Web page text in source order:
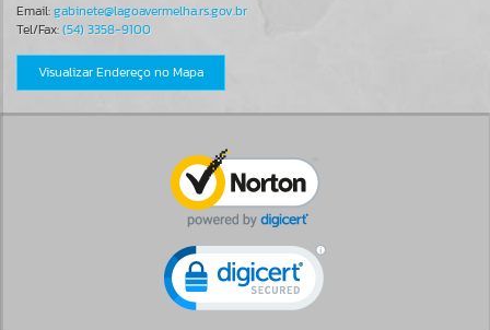
Email:gabinete@lagoavermelha.rs.gov.br
Tel/Fax:(54) 3358-9100
Visualizar Endereço no Mapa